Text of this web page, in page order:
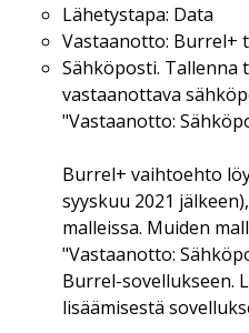
Lähetystapa: Data
Vastaanotto: Burrel+
Sähköposti. Tallenna
vastaanottava
"Vastaanotto:
Burrel+ vaihtoehto
syyskuu 2021
malleissa. Muiden
"Vastaanotto:
Burrel-sovellukseen.
lisäämisestä